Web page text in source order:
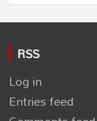
RSS
Log in
Entries feed